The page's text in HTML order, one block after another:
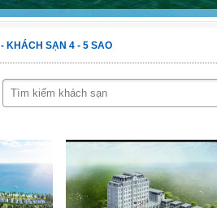
- KHÁCH SẠN 4 - 5 SAO